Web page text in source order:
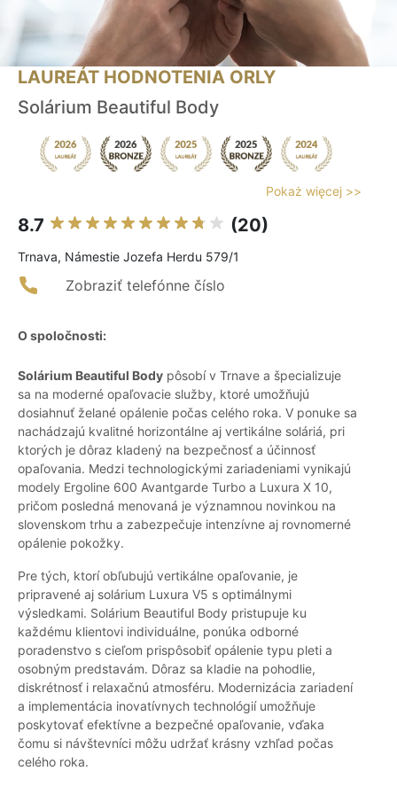
LAUREÁT HODNOTENIA ORLY
Solárium Beautiful Body
Pokaż więcej >>
8.7 (20)
Trnava, Námestie Jozefa Herdu 579/1
Zobraziť telefónne číslo
O spoločnosti:
Solárium Beautiful Body pôsobí v Trnave a špecializuje
sa na moderné opaľovacie služby, ktoré umožňujú
dosiahnuť želané opálenie počas celého roka. V ponuke sa
nachádzajú kvalitné horizontálne aj vertikálne soláriá, pri
ktorých je dôraz kladený na bezpečnosť a účinnosť
opaľovania. Medzi technologickými zariadeniami vynikajú
modely Ergoline 600 Avantgarde Turbo a Luxura X 10,
pričom posledná menovaná je významnou novinkou na
slovenskom trhu a zabezpečuje intenzívne aj rovnomerné
opálenie pokožky.
Pre tých, ktorí obľubujú vertikálne opaľovanie, je
pripravené aj solárium Luxura V5 s optimálnymi
výsledkami. Solárium Beautiful Body pristupuje ku
každému klientovi individuálne, ponúka odborné
poradenstvo s cieľom prispôsobiť opálenie typu pleti a
osobným predstavám. Dôraz sa kladie na pohodlie,
diskrétnosť i relaxačnú atmosféru. Modernizácia zariadení
a implementácia inovatívnych technológií umožňuje
poskytovať efektívne a bezpečné opaľovanie, vďaka
čomu si návštevníci môžu udržať krásny vzhľad počas
celého roka.